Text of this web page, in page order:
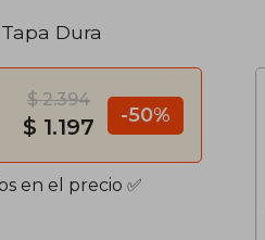
Tapa Dura
$ 2.394
$ 1.197 -50%
en el precio ✅